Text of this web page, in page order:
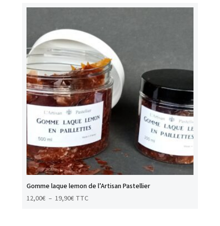
15,00€
24,00€
Gomme laque lemon de l’Artisan Pastellier
12,00€ – 19,90€Plage
TTC